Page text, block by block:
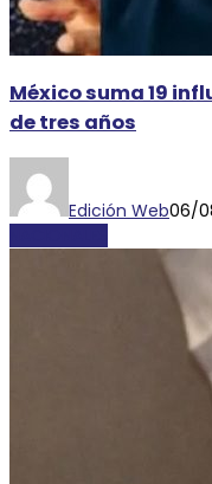
México suma 19
de tres años
Edición Web06/